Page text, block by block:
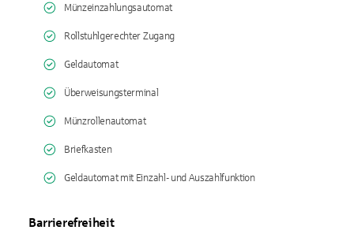
Münzeinzahlungsautomat
Rollstuhlgerechter Zugang
Geldautomat
Überweisungsterminal
Münzrollenautomat
Briefkasten
Geldautomat mit Einzahl- und Auszahlfunktion
Barrierefreiheit